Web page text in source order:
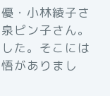
・小林綾子さ
ピン子さん。
た。そこには
がありまし